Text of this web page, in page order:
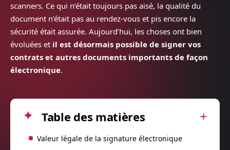
scanners. Ce qui n’était toujours pas aisé, la qualité du
document n’était pas au rendez-vous et pis encore la
sécurité était assurée. Aujourd’hui, les choses ont bien
évoluées et il est désormais possible de signer vos
contrats et autres documents importants de façon
électronique.
Table des matières
Valeur légale de la signature électronique